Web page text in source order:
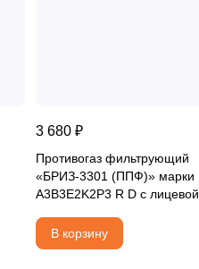
3 680 ₽
Противогаз фильтрующий
«БРИЗ-3301 (ППФ)» марки
A3B3E2K2P3 R D с лицевой
соединительной трубкой
В корзину